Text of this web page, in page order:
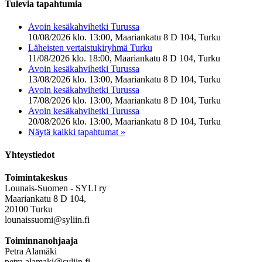
Tulevia tapahtumia
Avoin kesäkahvihetki Turussa
10/08/2026 klo. 13:00, Maariankatu 8 D 104, Turku
Läheisten vertaistukiryhmä Turku
11/08/2026 klo. 18:00, Maariankatu 8 D 104, Turku
Avoin kesäkahvihetki Turussa
13/08/2026 klo. 13:00, Maariankatu 8 D 104, Turku
Avoin kesäkahvihetki Turussa
17/08/2026 klo. 13:00, Maariankatu 8 D 104, Turku
Avoin kesäkahvihetki Turussa
20/08/2026 klo. 13:00, Maariankatu 8 D 104, Turku
Näytä kaikki tapahtumat »
Yhteystiedot
Toimintakeskus
Lounais-Suomen - SYLI ry
Maariankatu 8 D 104,
20100 Turku
lounaissuomi@syliin.fi
Toiminnanohjaaja
Petra Alamäki